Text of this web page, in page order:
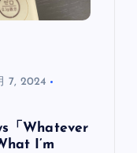
7, 2024
「Whatever
I’m